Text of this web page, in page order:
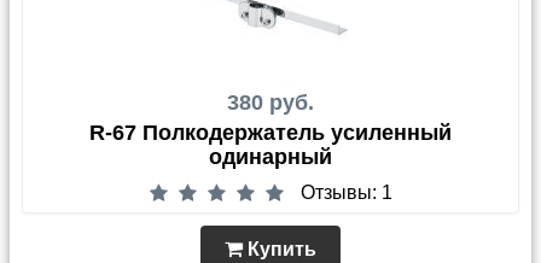
380 руб.
R-67 Полкодержатель усиленный
одинарный
Отзывы: 1
Купить